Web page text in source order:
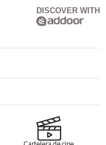
DISCOVER WITH